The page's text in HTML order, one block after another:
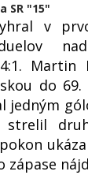
SR "15"
v
do
jedným
zápase